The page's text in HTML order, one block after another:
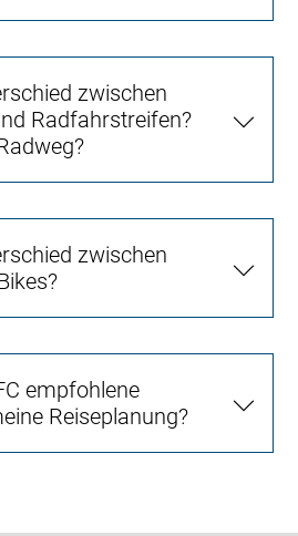
zwischen
Radfahrstreifen?
zwischen
empfohlene
Reiseplanung?